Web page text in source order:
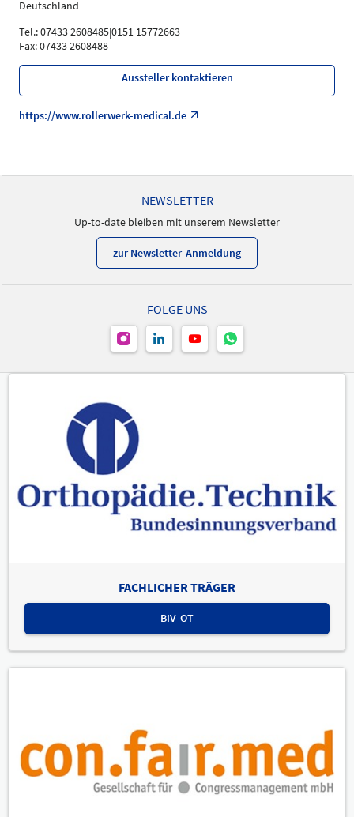
Deutschland
Tel.: 07433 2608485|0151 15772663
Fax: 07433 2608488
Aussteller kontaktieren
https://www.rollerwerk-medical.de
NEWSLETTER
Up-to-date bleiben mit unserem Newsletter
zur Newsletter-Anmeldung
FOLGE UNS
FACHLICHER TRÄGER
BIV-OT